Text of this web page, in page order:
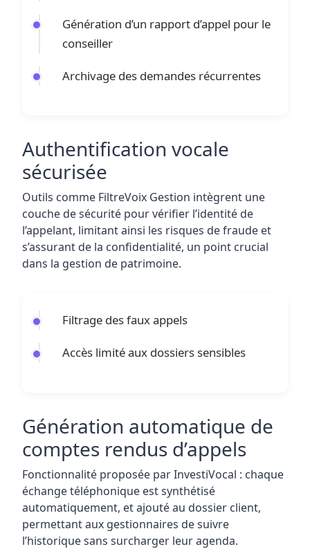
Génération d’un rapport d’appel pour le
conseiller
Archivage des demandes récurrentes
Authentification vocale
sécurisée
Outils comme FiltreVoix Gestion intègrent une
couche de sécurité pour vérifier l’identité de
l’appelant, limitant ainsi les risques de fraude et
s’assurant de la confidentialité, un point crucial
dans la gestion de patrimoine.
Filtrage des faux appels
Accès limité aux dossiers sensibles
Génération automatique de
comptes rendus d’appels
Fonctionnalité proposée par InvestiVocal : chaque
échange téléphonique est synthétisé
automatiquement, et ajouté au dossier client,
permettant aux gestionnaires de suivre
l’historique sans surcharger leur agenda.